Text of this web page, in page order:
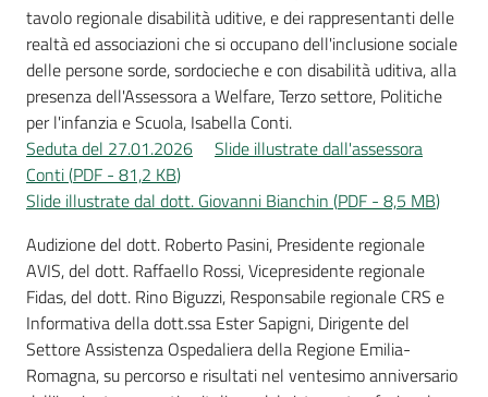
tavolo regionale disabilità uditive, e dei rappresentanti delle
realtà ed associazioni che si occupano dell'inclusione sociale
delle persone sorde, sordocieche e con disabilità uditiva, alla
presenza dell'Assessora a Welfare, Terzo settore, Politiche
per l'infanzia e Scuola, Isabella Conti.
Seduta del 27.01.2026
Slide illustrate dall'assessora
Conti(PDF - 81,2 KB)
Slide illustrate dal dott. Giovanni Bianchin (PDF - 8,5 MB)
Audizione del dott. Roberto Pasini, Presidente regionale
AVIS, del dott. Raffaello Rossi, Vicepresidente regionale
Fidas, del dott. Rino Biguzzi, Responsabile regionale CRS e
Informativa della dott.ssa Ester Sapigni, Dirigente del
Settore Assistenza Ospedaliera della Regione Emilia-
Romagna, su percorso e risultati nel ventesimo anniversario